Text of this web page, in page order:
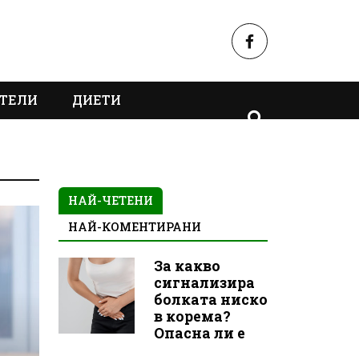
ДИЕТИ
НАЙ-ЧЕТЕНИ
НАЙ-КОМЕНТИРАНИ
За какво
сигнализира
болката ниско
в корема?
Опасна ли е